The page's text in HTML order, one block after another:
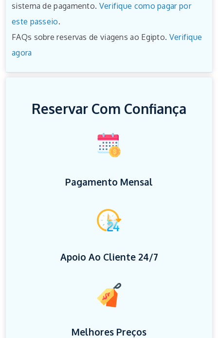
sistema de pagamento. Verifique como pagar por
este passeio.
FAQs sobre reservas de viagens ao Egipto. Verifique
agora
Reservar Com Confiança
Pagamento Mensal
Apoio Ao Cliente 24/7
Melhores Preços